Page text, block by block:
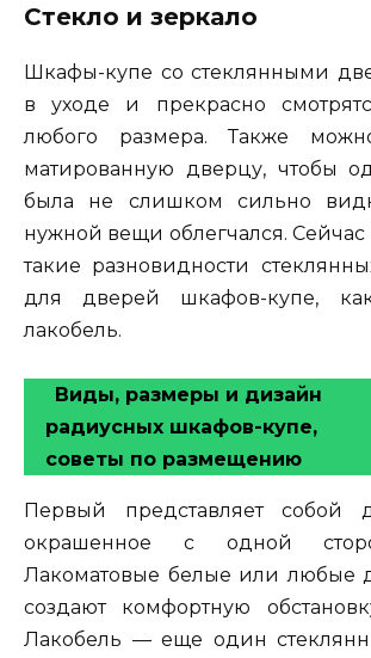
Стекло и зеркало
Шкафы-купе со стеклянными
в уходе и прекрасно
любого размера. Также
матированную дверцу, чтобы
была не слишком сильно
нужной вещи облегчался.
такие разновидности
для дверей шкафов-купе,
лакобель.
Виды, размеры и дизайн
радиусных шкафов-купе,
советы по размещению
Первый представляет собой
окрашенное с одной
Лакоматовые белые или любые
создают комфортную
Лакобель — еще один